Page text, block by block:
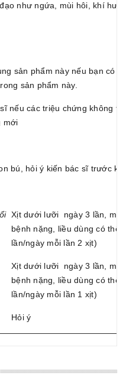
như ngứa, mùi hôi, khí
sản phẩm này nếu bạn có
sản phẩm này.
nếu các triệu chứng không
mới
bú, hỏi ý kiến bác sĩ trước
Xịt dưới lưỡi ngày 3 lần,
bệnh nặng, liều dùng có thể
lần/ngày mỗi lần 2 xịt)
Xịt dưới lưỡi ngày 3 lần,
bệnh nặng, liều dùng có thể
lần/ngày mỗi lần 1 xịt)
Hỏi ý